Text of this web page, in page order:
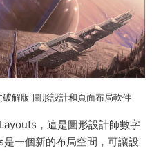
解版 圖形設計和頁面布局軟件
，這是圖形設計師數字
一個新的布局空間，可讓設